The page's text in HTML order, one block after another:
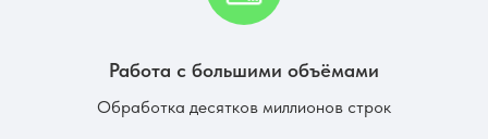
Работа с большими объёмами
Обработка десятков миллионов строк